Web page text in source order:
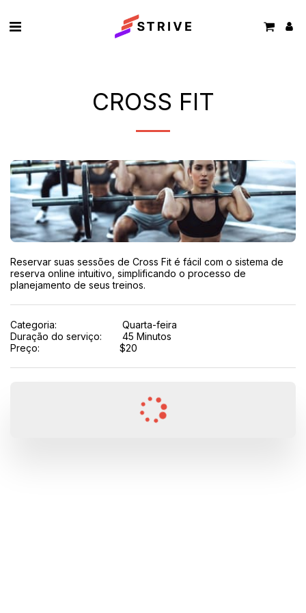
CROSS FIT
Reservar suas sessões de Cross Fit é fácil com o sistema de
reserva online intuitivo, simplificando o processo de
planejamento de seus treinos.
Categoria:
Quarta-feira
Duração do serviço:
45 Minutos
Preço:
$20